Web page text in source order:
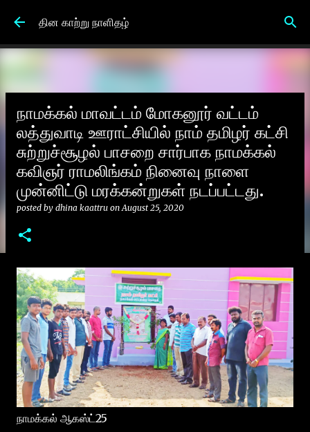
Skip to main content
தின காற்று நாளிதழ்
நாமக்கல் மாவட்டம் மோகனூர் வட்டம்
லத்துவாடி ஊராட்சியில் நாம் தமிழர் கட்சி
சுற்றுச்சூழல் பாசறை சார்பாக நாமக்கல்
கவிஞர் ராமலிங்கம் நினைவு நாளை
முன்னிட்டு மரக்கன்றுகள் நடப்பட்டது.
posted by dhina kaattru onAugust 25, 2020
நாமக்கல் ஆகஸ்ட்25